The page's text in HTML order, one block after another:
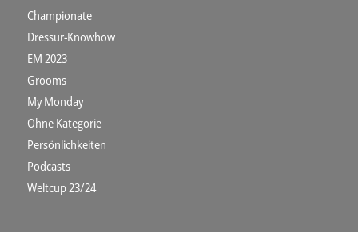
Championate
Dressur-Knowhow
EM 2023
Grooms
My Monday
Ohne Kategorie
Persönlichkeiten
Podcasts
Weltcup 23/24